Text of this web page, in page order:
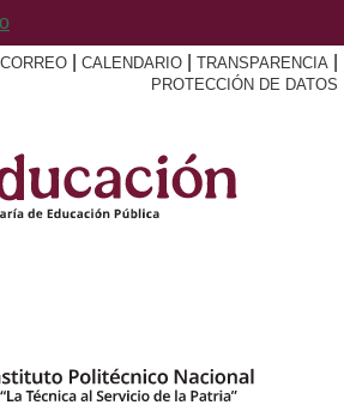
CORREO CALENDARIO TRANSPARENCIA
PROTECCIÓN DE DATOS